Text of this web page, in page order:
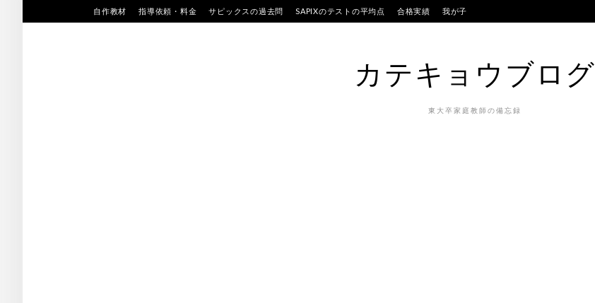
to
自作教材 指導依頼・料金 サピックスの過去問 SAPIXのテストの平均点 合格実績 我が子
カテキョウブログ
東大卒家庭教師の備忘録